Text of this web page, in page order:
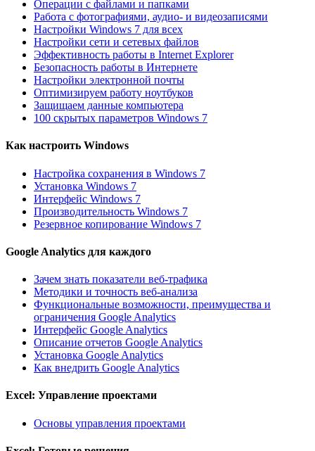
Операции с файлами и папками
Работа с фотографиями, аудио- и видеозаписями
Настройки Windows 7 для всех
Настройки сети и сетевых файлов
Эффективность работы в Internet Explorer
Безопасность работы в Интернете
Настройки электронной почты
Оптимизируем работу ноутбуков
Защищаем данные компьютера
100 скрытых параметров Windows 7
Как настроить Windows
Настройка сохранения в Windows 7
Установка Windows 7
Интерфейс Windows 7
Производительность Windows 7
Резервное копирование Windows 7
Google Analytics для каждого
Зачем знать показатели веб-трафика
Методики и точность веб-анализа
Функциональные возможности, преимущества и
ограничения Google Analytics
Интерфейс Google Analytics
Описание отчетов Google Analytics
Установка Google Analytics
Как внедрить Google Analytics
Excel: Управление проектами
Основы управления проектами